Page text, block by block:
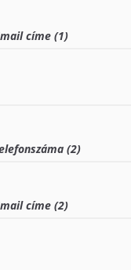
címe (1)
(2)
címe (2)